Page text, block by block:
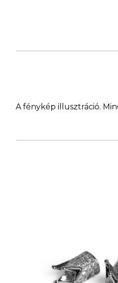
A fénykép illusztráció.